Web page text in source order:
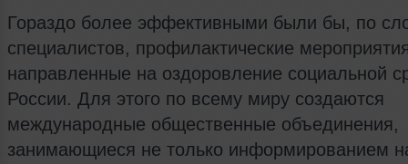
Гораздо более эффективными были бы, по
специалистов, профилактические
направленные на оздоровление социальной
России. Для этого по всему миру создаются
международные общественные объединения,
занимающиеся не только информированием